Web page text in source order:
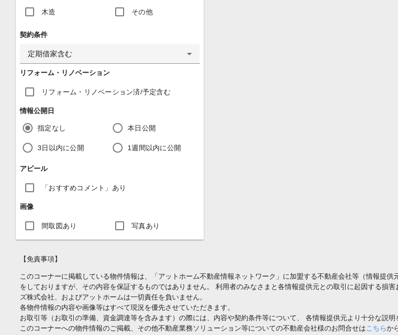
木造 その他
契約条件
定期借家含む
リフォーム・リノベーション
リフォーム・リノベーション済/予定含む
情報公開日
指定なし 本日公開
3日以内に公開 1週間以内に公開
アピール
「おすすめコメント」あり
画像
間取図あり 写真あり
【免責事項】
このコーナーに掲載している物件情報は、「アットホーム不動産情報ネットワーク」に加盟する不動産会社等（情報提
をしておりますが、その内容を保証するものではありません。 利用者のみなさまと各情報提供元との取引に起因する損
ズ株式会社、およびアットホームは一切責任を負いません。
各物件情報の内容や画像等はすべて現況を優先させていただきます。
お取引等（お取引の準備、資金調達等を含みます）の際には、内容や契約条件等について、 各情報提供元より十分な説明
このコーナーへの物件情報のご掲載、その他不動産業務ソリューション等についての不動産会社様のお問合せはこちらか